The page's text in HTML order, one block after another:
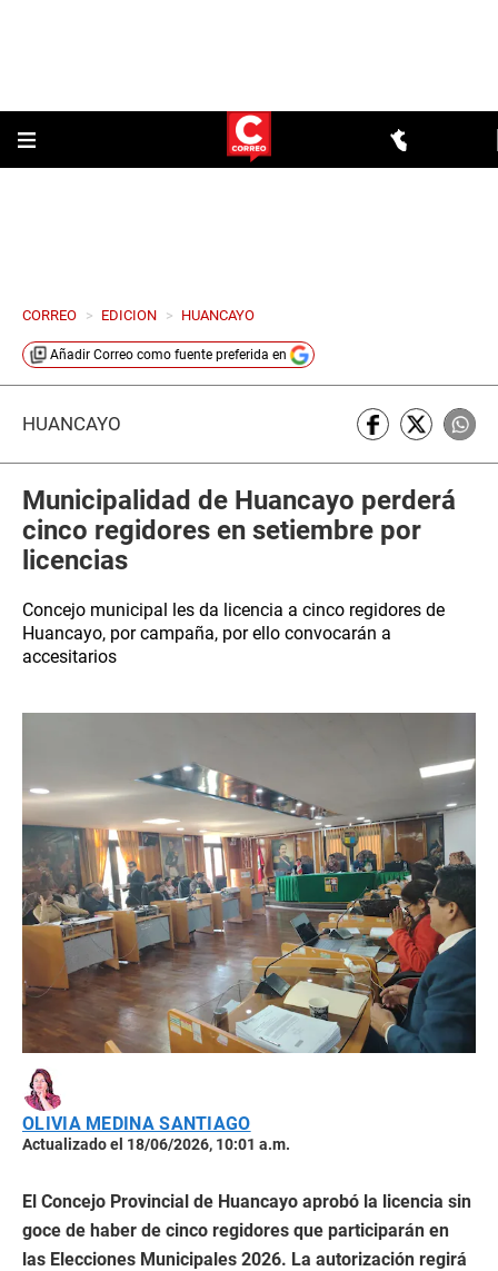
CORREO > EDICION > HUANCAYO
Añadir Correo como fuente preferida en
HUANCAYO
Municipalidad de Huancayo perderá
cinco regidores en setiembre por
licencias
Concejo municipal les da licencia a cinco regidores de
Huancayo, por campaña, por ello convocarán a
accesitarios
OLIVIA MEDINA SANTIAGO
Actualizado el 18/06/2026, 10:01 a.m.
El Concejo Provincial de Huancayo aprobó la licencia sin
goce de haber de cinco regidores que participarán en
las Elecciones Municipales 2026. La autorización regirá